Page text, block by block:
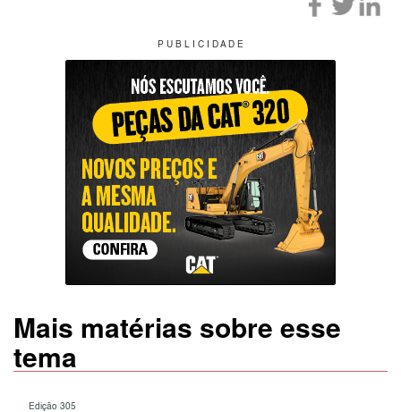
P U B L I C I D A D E
Mais matérias sobre esse
tema
Edição 305